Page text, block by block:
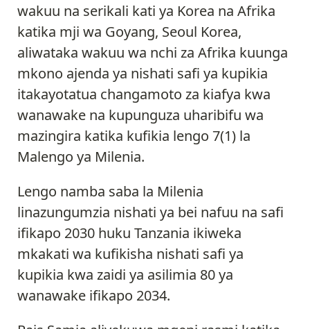
wakuu na serikali kati ya Korea na Afrika
katika mji wa Goyang, Seoul Korea,
aliwataka wakuu wa nchi za Afrika kuunga
mkono ajenda ya nishati safi ya kupikia
itakayotatua changamoto za kiafya kwa
wanawake na kupunguza uharibifu wa
mazingira katika kufikia lengo 7(1) la
Malengo ya Milenia.
Lengo namba saba la Milenia
linazungumzia nishati ya bei nafuu na safi
ifikapo 2030 huku Tanzania ikiweka
mkakati wa kufikisha nishati safi ya
kupikia kwa zaidi ya asilimia 80 ya
wanawake ifikapo 2034.